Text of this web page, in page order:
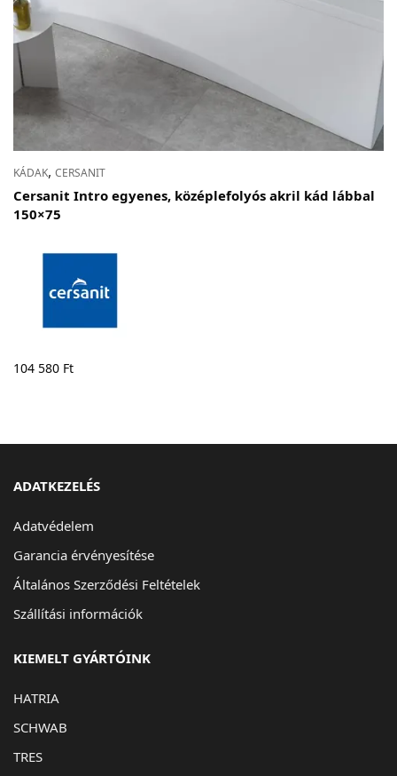
KÁDAK, CERSANIT
Cersanit Intro egyenes, középlefolyós akril kád lábbal
150×75
104 580 Ft
ADATKEZELÉS
Adatvédelem
Garancia érvényesítése
Általános Szerződési Feltételek
Szállítási információk
KIEMELT GYÁRTÓINK
HATRIA
SCHWAB
TRES